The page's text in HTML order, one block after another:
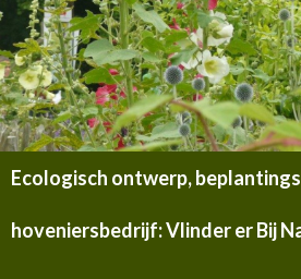
Ecologisch ontwerp,
hoveniersbedrijf: Vlinder er Bij
NAAR
INHOUD